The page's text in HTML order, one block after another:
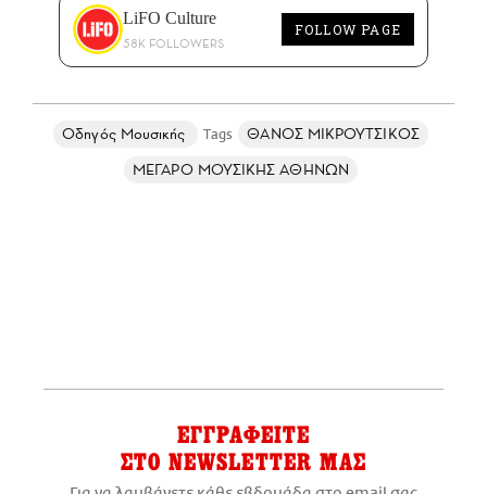
LiFO Culture
58K FOLLOWERS
FOLLOW PAGE
Οδηγός Μουσικής
ΘΑΝΟΣ ΜΙΚΡΟΥΤΣΙΚΟΣ
ΜΕΓΑΡΟ ΜΟΥΣΙΚΗΣ ΑΘΗΝΩΝ
ΕΓΓΡΑΦΕΙΤΕ
ΣΤΟ NEWSLETTER ΜΑΣ